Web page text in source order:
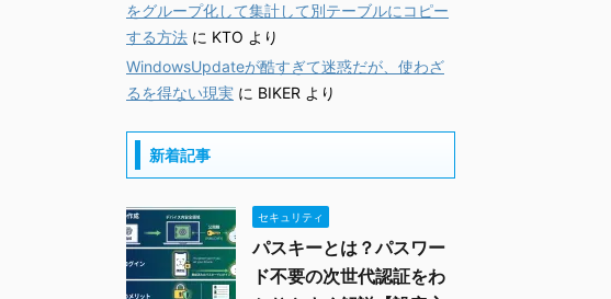
をグループ化して集計して別テーブルにコピー
する方法 に KTO より
WindowsUpdateが酷すぎて迷惑だが、使わざ
るを得ない現実 に BIKER より
新着記事
セキュリティ
パスキーとは？パスワー
ド不要の次世代認証をわ